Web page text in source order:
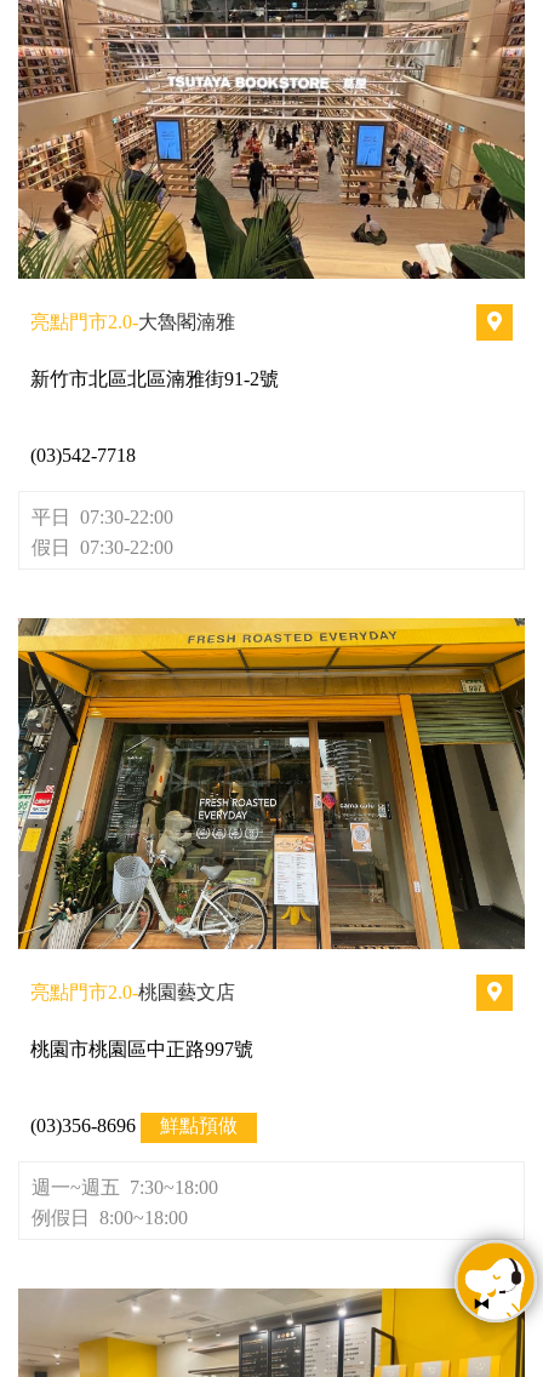
亮點門市2.0-大魯閣湳雅
新竹市北區北區湳雅街91-2號
(03)542-7718
平日 07:30-22:00
假日 07:30-22:00
亮點門市2.0-桃園藝文店
桃園市桃園區中正路997號
(03)356-8696 鮮點預做
週一~週五 7:30~18:00
例假日 8:00~18:00